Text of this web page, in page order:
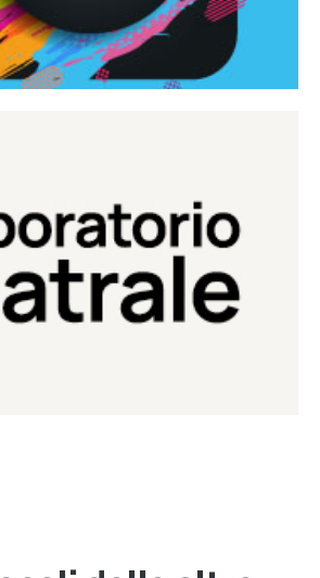
Teatrale
teatro del Teatro Eduardo de Filippo
Continua